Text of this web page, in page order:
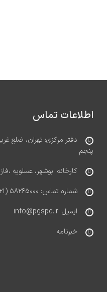
اطلاعات تماس
پنجم
کارخانه: بوشهر، عسلویه ،فاز ۲ منطقه ویژه اقتصادی انرژی پارس
شماره تماس: ۵۸۲۶۵۰۰۰ (۰۲۱)
ایمیل: info@pgspc.ir
خبرنامه